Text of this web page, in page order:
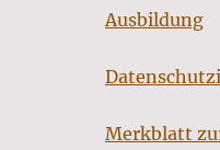
Ausbildung
Merkblatt